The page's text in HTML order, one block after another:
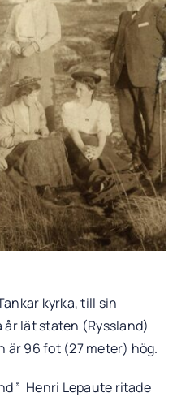
kyrka, till sin
år lät staten (Ryssland)
är 96 fot (27 meter) hög.
” Henri Lepaute ritade